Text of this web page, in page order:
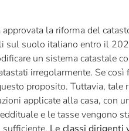
la riforma del
sul suolo italiano entro il
un sistema catastale
irregolarmente. Se
proposito. Tuttavia,
applicate alla casa, con
e le tasse vengono